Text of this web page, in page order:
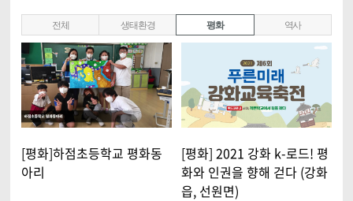
전체 생태환경 평화 역사
[평화]하점초등학교 평화동
아리
[평화] 2021 강화 k-로드! 평
화와 인권을 향해 걷다 (강화
읍, 선원면)